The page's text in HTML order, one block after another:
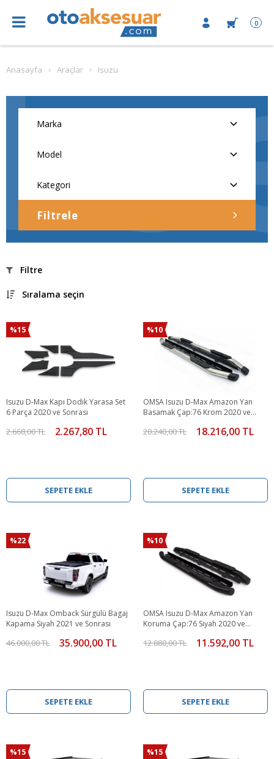
0
Anasayfa Araçlar Isuzu
Filtrele
Filtre
Sıralama seçin
%15
Isuzu D-Max Kapı Dodik Yarasa Set
6 Parça 2020 ve Sonrası
2.668,00 TL 2.267,80 TL
SEPETE EKLE
%10
OMSA Isuzu D-Max Amazon Yan
Basamak Çap:76 Krom 2020 ve
20.240,00 TL 18.216,00 TL
SEPETE EKLE
%22
Isuzu D-Max Omback Sürgülü Bagaj
Kapama Siyah 2021 ve Sonrası
46.000,00 TL 35.900,00 TL
SEPETE EKLE
%10
OMSA Isuzu D-Max Amazon Yan
Koruma Çap:76 Siyah 2020 ve
12.880,00 TL 11.592,00 TL
SEPETE EKLE
%15 %15